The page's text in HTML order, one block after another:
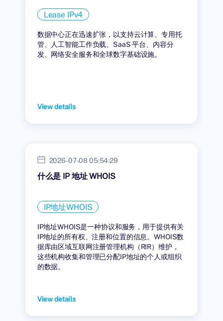
Lease IPv4
数据中心正在迅速扩张，以支持云计算、专用托
管、人工智能工作负载、SaaS 平台、内容分
发、网络安全服务和全球数字基础设施。
View details
2026-07-08 05:54:29
什么是 IP 地址 WHOIS
IP地址WHOIS
IP地址WHOIS是一种协议和服务，用于提供有关
IP地址的所有权、注册和位置的信息。WHOIS数
据库由区域互联网注册管理机构（RIR）维护，
这些机构收集和管理已分配IP地址的个人或组织
的数据。
View details